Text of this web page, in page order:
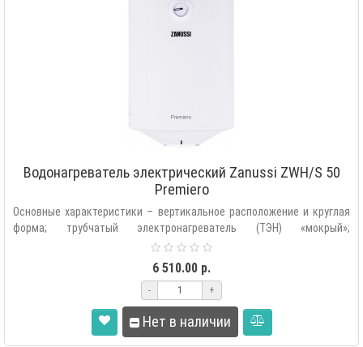
Водонагреватель электрический Zanussi ZWH/S 50
Premiero
Основные характеристики – вертикальное расположение и круглая
форма; трубчатый электронагреватель (ТЭН) «мокрый»;
6 510.00 р.
- +
Нет в наличии